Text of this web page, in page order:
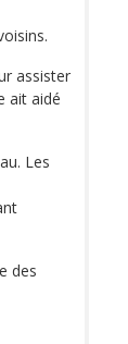
assister
ait aidé
Les
des